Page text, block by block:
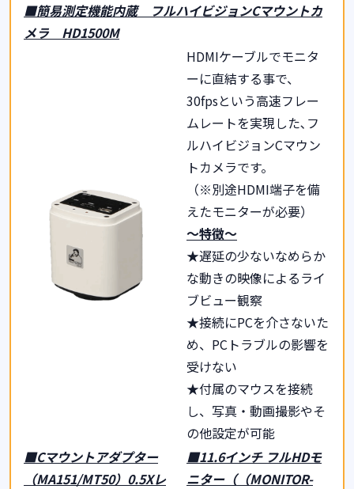
■簡易測定機能内蔵 フルハイビジョンCマウントカ
メラ HD1500M
HDMIケーブルでモニタ
ーに直結する事で、
30fpsという高速フレー
ムレートを実現した､フ
ルハイビジョンCマウン
トカメラです。
（※別途HDMI端子を備
えたモニターが必要）
～特徴～
★遅延の少ないなめらか
な動きの映像によるライ
ブビュー観察
★接続にPCを介さないた
め、PCトラブルの影響を
受けない
★付属のマウスを接続
し、写真・動画撮影やそ
の他設定が可能
■Cマウントアダプター
（MA151/MT50） 0.5Xレ
■11.6インチ フルHDモ
ニター（（MONITOR-